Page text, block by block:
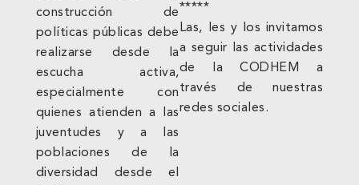
construcción de
políticas públicas debe
realizarse desde la
escucha activa,
especialmente con
quienes atienden a las
juventudes y a las
poblaciones de la
diversidad desde el
*****
Las, les y los invitamos
a seguir las actividades
de la CODHEM a
través de nuestras
redes sociales.